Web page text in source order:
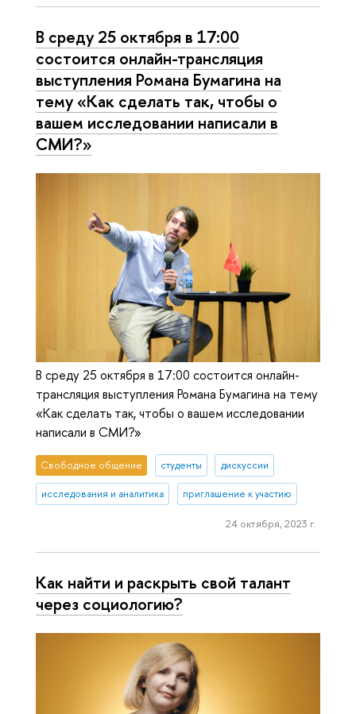
В среду 25 октября в 17:00
состоится онлайн-трансляция
выступления Романа Бумагина на
тему «Как сделать так, чтобы о
вашем исследовании написали в
СМИ?»
В среду 25 октября в 17:00 состоится онлайн-
трансляция выступления Романа Бумагина на тему
«Как сделать так, чтобы о вашем исследовании
написали в СМИ?»
Свободное общение студенты дискуссии
исследования и аналитика приглашение к участию
24 октября, 2023 г.
Как найти и раскрыть свой талант
через социологию?